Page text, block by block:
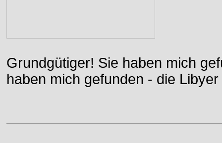
Grundgütiger! Sie haben mich
haben mich gefunden - die